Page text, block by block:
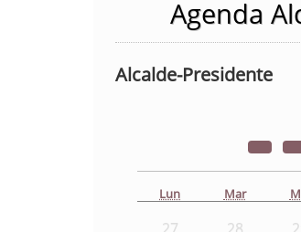
Agenda
Alcalde-Presidente
Lun Mar